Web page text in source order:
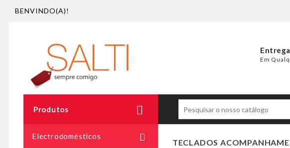
BENVINDO(A)!
Em
Produtos 

Electrodomésticos
TECLADOS